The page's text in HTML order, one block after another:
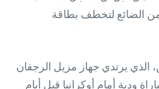
الضائع لتخطف بطاقة
يرتدي جهاز مزيل الرجفان
ودية أمام أوكرانيا قبل أيام